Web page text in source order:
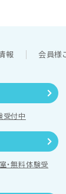
報 会員様
受付中
・無料体験受